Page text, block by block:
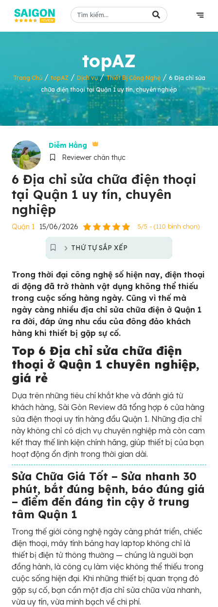
topAZ
Trang Chủ/ topAZ / Dịch vụ/Thiết Bị Công Nghệ/ 6 Địa chỉ sửa
chữa điện thoại tại Quận 1 uy tín, chuyên nghiệp
Diễm Hằng
Reviewer chân thực
6 Địa chỉ sửa chữa điện thoại
tại Quận 1 uy tín, chuyên
nghiệp
Quận 1 15/06/2026 5/5 - (110 bình chọn)
THỨ TỰ SẮP XẾP
Trong thời đại công nghệ số hiện nay, điện thoại
di động đã trở thành vật dụng không thể thiếu
trong cuộc sống hàng ngày. Cũng vì thế mà
ngày càng nhiều địa chỉ sửa chữa điện ở Quận 1
ra đời, đáp ứng nhu cầu của đông đảo khách
hàng khi thiết bị gặp sự cố.
Top 6 Địa chỉ sửa chữa điện
thoại ở Quận 1 chuyên nghiệp,
giá rẻ
Dựa trên những tiêu chí khắt khe và đánh giá từ
khách hàng, Sài Gòn Review đã tổng hợp 6 cửa hàng
sửa điện thoại uy tín hàng đầu Quận 1. Những địa chỉ
này không chỉ có dịch vụ chuyên nghiệp mà còn cam
kết thay thế linh kiện chính hãng, giúp thiết bị của bạn
hoạt động ổn định trong thời gian dài.
Sửa Chữa Giá Tốt – Sửa nhanh 30
phút, bắt đúng bệnh, báo đúng giá
– điểm đến đáng tin cậy ở trung
tâm Quận 1
Trong thế giới công nghệ ngày càng phát triển, chiếc
điện thoại, máy tính bảng hay laptop không chỉ là
thiết bị điện tử thông thường — chúng là người bạn
đồng hành, là công cụ làm việc không thể thiếu trong
cuộc sống hiện đại. Khi những thiết bị quan trọng đó
gặp sự cố, bạn cần một địa chỉ sửa chữa vừa nhanh,
vừa uy tín, vừa minh bạch về chi phí.